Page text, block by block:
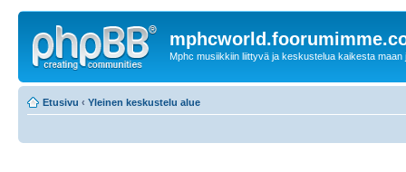
Mphc musiikkiin liittyvä ja keskustelua kaikesta maan
Etusivu ‹ Yleinen keskustelu alue